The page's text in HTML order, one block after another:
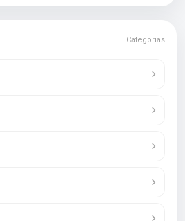
Categorias